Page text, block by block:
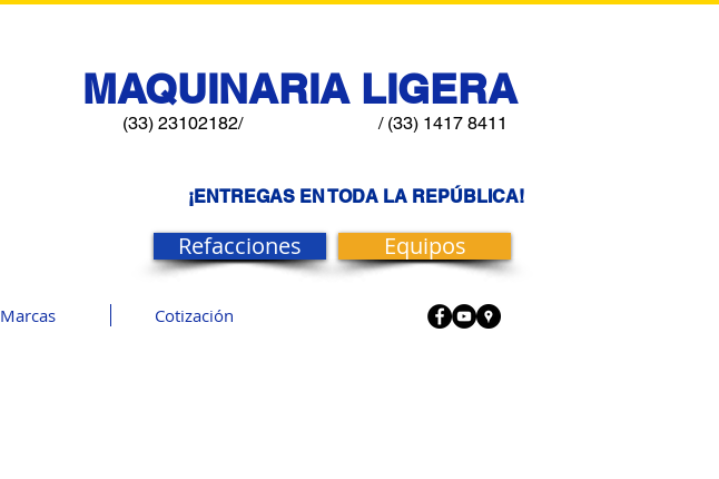
MAQUINARIA LIGERA
(33) 23102182/ / (33) 1417 8411
¡ENTREGAS EN TODA LA REPÚBLICA!
Refacciones Equipos
Marcas Cotización